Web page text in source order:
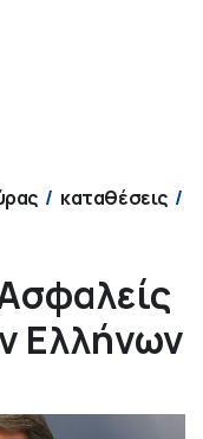
καταθέσεις
Ελλήνων